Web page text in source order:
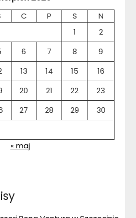
C P S
N
1
2
6 7 8
9
13 14 15
16
20 21 22
23
27 28 29
30
« maj